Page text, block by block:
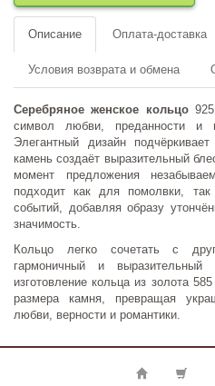
Описание Оплата-доставка
Условия возврата и обмена
Серебряное женское кольцо
символ любви, преданности и
Элегантный дизайн
камень создаёт выразительный
момент предложения
подходит как для помолвки,
событий, добавляя образу
значимость.
Кольцо легко сочетать с
гармоничный и
изготовление кольца из золота
размера камня, превращая
любви, верности и романтики.